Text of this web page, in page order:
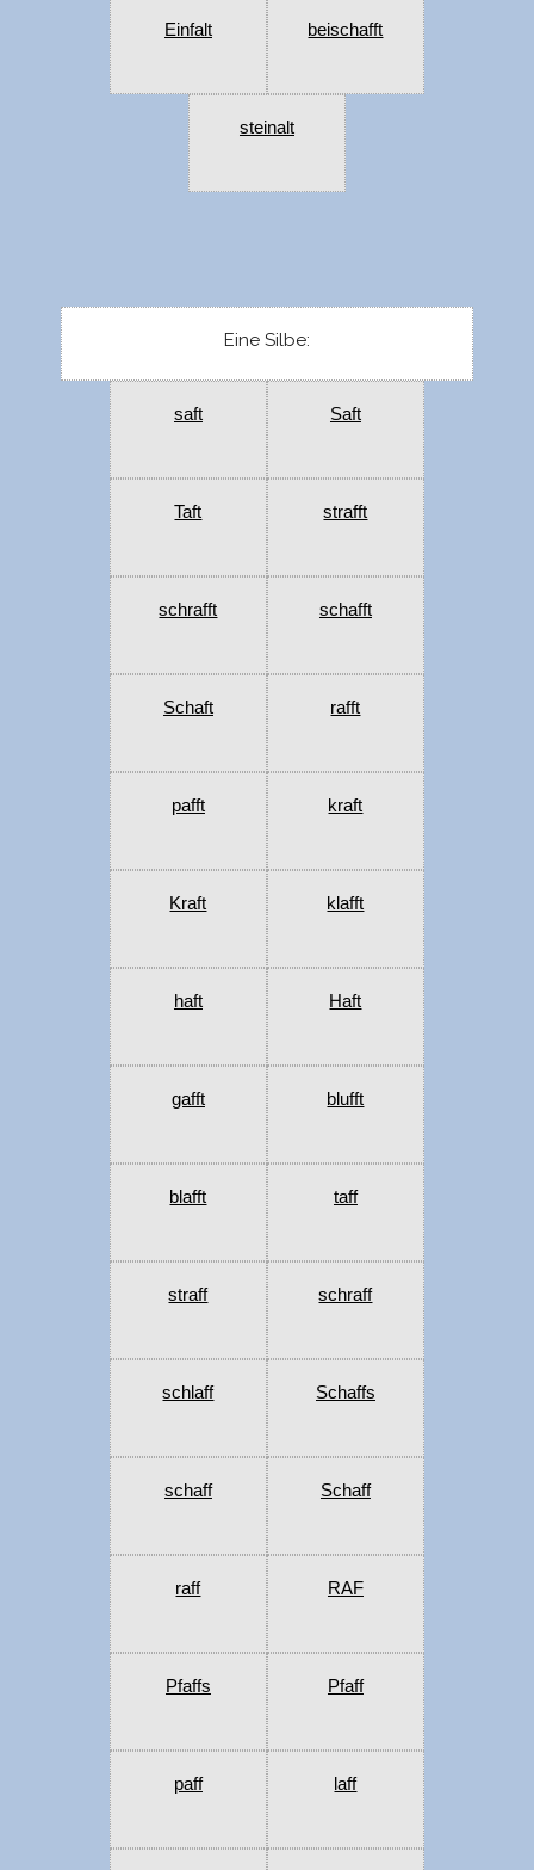
Einfalt beischafft
steinalt
Eine Silbe:
saft Saft
Taft strafft
schrafft schafft
Schaft rafft
pafft kraft
Kraft klafft
haft Haft
gafft blufft
blafft taff
straff schraff
schlaff Schaffs
schaff Schaff
raff RAF
Pfaffs Pfaff
paff laff